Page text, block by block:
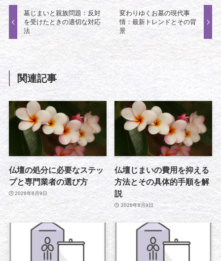
墓じまいと親族問題：反対
を受けたときの適切な対応
法
変わりゆくお墓の現代事
情：最新トレンドとその背
景
関連記事
仏壇の処分に必要なステッ
プと専門業者の選び方
2026年8月9日
仏壇じまいの費用を抑える
方法とその具体的手順を解
説
2026年8月9日